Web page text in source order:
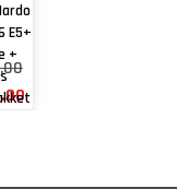
E5+
+